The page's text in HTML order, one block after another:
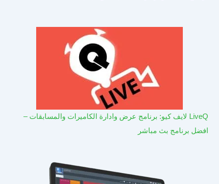
LiveQ لايف كيو: برنامج عرض وادارة الكاميرات والمسابقات –
افضل برنامج بث مباشر